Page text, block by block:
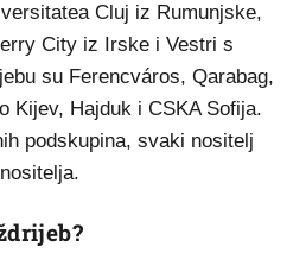
Cluj iz Rumunjske,
City iz Irske i Vestri s
su Ferencváros, Qarabag,
Kijev, Hajduk i CSKA Sofija.
podskupina, svaki nositelj